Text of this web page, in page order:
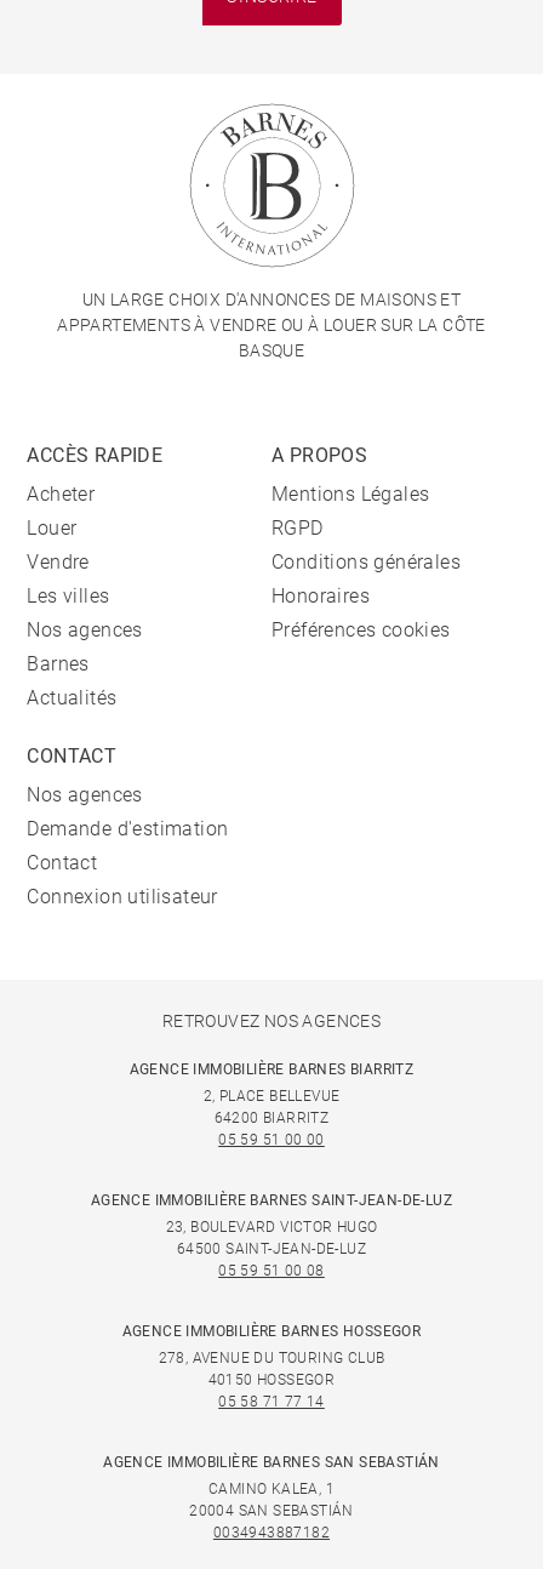
UN LARGE CHOIX D'ANNONCES DE MAISONS ET
APPARTEMENTS À VENDRE OU À LOUER SUR LA CÔTE
BASQUE
ACCÈS RAPIDE
Acheter
Louer
Vendre
Les villes
Nos agences
Barnes
Actualités
A PROPOS
Mentions Légales
RGPD
Conditions générales
Honoraires
Préférences cookies
CONTACT
Nos agences
Demande d'estimation
Contact
Connexion utilisateur
RETROUVEZ NOS AGENCES
AGENCE IMMOBILIÈRE BARNES BIARRITZ
2, PLACE BELLEVUE
64200 BIARRITZ
05 59 51 00 00
AGENCE IMMOBILIÈRE BARNES SAINT-JEAN-DE-LUZ
23, BOULEVARD VICTOR HUGO
64500 SAINT-JEAN-DE-LUZ
05 59 51 00 08
AGENCE IMMOBILIÈRE BARNES HOSSEGOR
278, AVENUE DU TOURING CLUB
40150 HOSSEGOR
05 58 71 77 14
AGENCE IMMOBILIÈRE BARNES SAN SEBASTIÁN
CAMINO KALEA, 1
20004 SAN SEBASTIÁN
0034943887182